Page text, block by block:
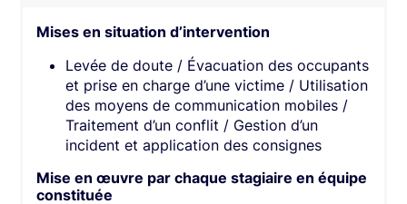
Mises en situation d’intervention​
Levée de doute / Évacuation des occupants
et prise en charge d’une victime / Utilisation
des moyens de communication mobiles /
Traitement d’un conflit / Gestion d’un
incident et application des consignes​
Mise en œuvre par chaque stagiaire en équipe
constituée​